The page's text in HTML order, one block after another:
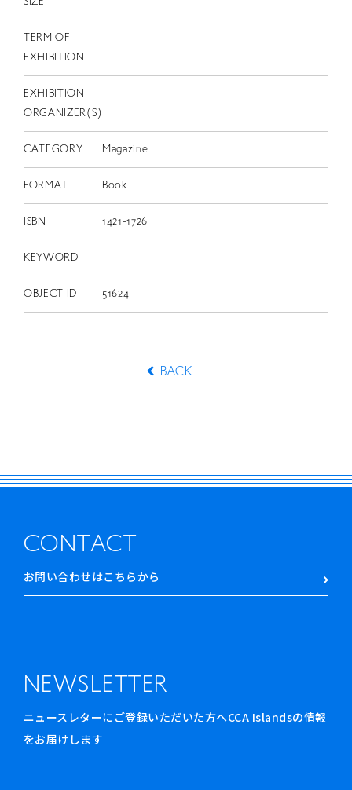
TERM OF
EXHIBITION
EXHIBITION
ORGANIZER(S)
CATEGORY Magazine
FORMAT Book
ISBN 1421-1726
KEYWORD
OBJECT ID 51624
BACK
CONTACT
お問い合わせはこちらから
NEWSLETTER
ニュースレターにご登録いただいた方へCCA Islandsの情報
をお届けします